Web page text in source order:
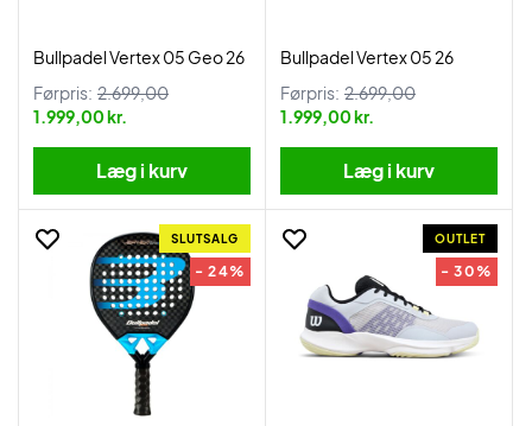
Bullpadel Vertex 05 Geo 26
Førpris: 2.699,00
1.999,00 kr.
Læg i kurv
Bullpadel Vertex 05 26
Førpris: 2.699,00
1.999,00 kr.
Læg i kurv
SLUTSALG
- 24%
OUTLET
- 30%